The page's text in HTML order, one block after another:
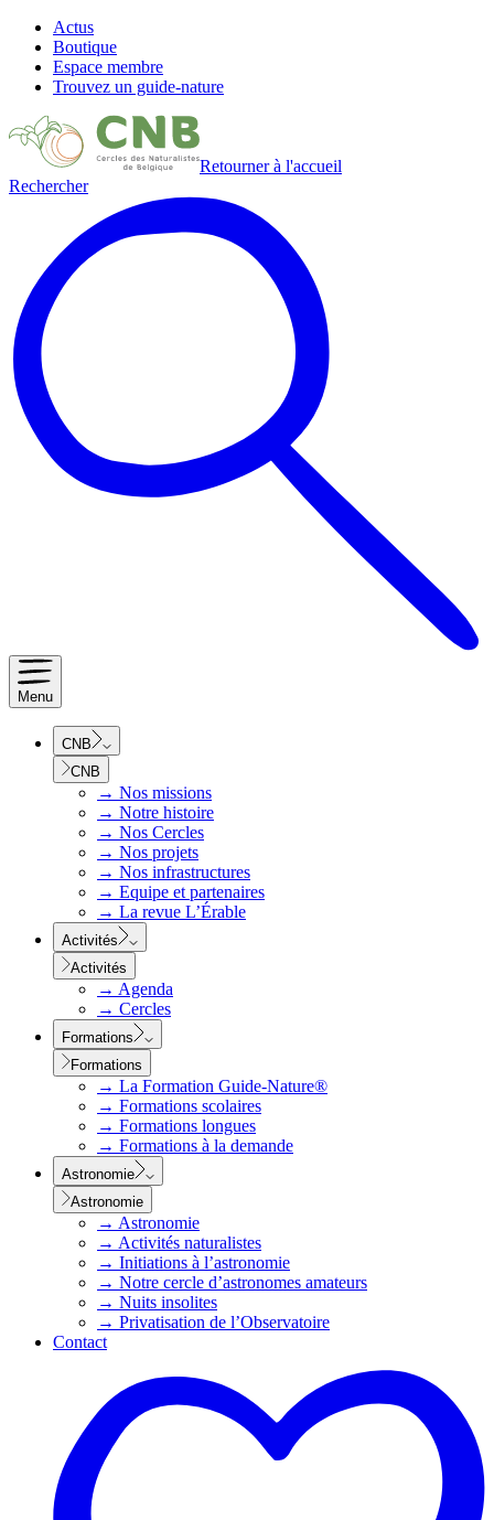
Actus
Boutique
Espace membre
Trouvez un guide-nature
Retourner à l'accueil
Rechercher
Menu
CNB
CNB
→ Nos missions
→ Notre histoire
→ Nos Cercles
→ Nos projets
→ Nos infrastructures
→ Equipe et partenaires
→ La revue L’Érable
Activités
Activités
→ Agenda
→ Cercles
Formations
Formations
→ La Formation Guide-Nature®
→ Formations scolaires
→ Formations longues
→ Formations à la demande
Astronomie
Astronomie
→ Astronomie
→ Activités naturalistes
→ Initiations à l’astronomie
→ Notre cercle d’astronomes amateurs
→ Nuits insolites
→ Privatisation de l’Observatoire
Contact